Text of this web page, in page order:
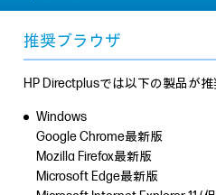
推奨ブラウザ
HP Directplusでは以下の製品が推
Windows
Google Chrome最新版
Mozilla Firefox最新版
Microsoft Edge最新版